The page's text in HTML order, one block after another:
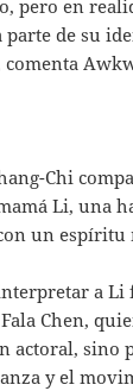
pero en
parte de su
comenta
Chi
Li, una
un
a
Chen,
actoral, sino
y el